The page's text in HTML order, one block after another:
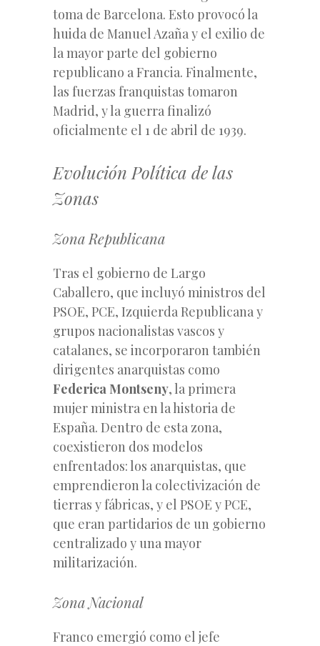
toma de Barcelona. Esto provocó la
huida de Manuel Azaña y el exilio de
la mayor parte del gobierno
republicano a Francia. Finalmente,
las fuerzas franquistas tomaron
Madrid, y la guerra finalizó
oficialmente el 1 de abril de 1939.
Evolución Política de las
Zonas
Zona Republicana
Tras el gobierno de Largo
Caballero, que incluyó ministros del
PSOE, PCE, Izquierda Republicana y
grupos nacionalistas vascos y
catalanes, se incorporaron también
dirigentes anarquistas como
Federica Montseny, la primera
mujer ministra en la historia de
España. Dentro de esta zona,
coexistieron dos modelos
enfrentados: los anarquistas, que
emprendieron la colectivización de
tierras y fábricas, y el PSOE y PCE,
que eran partidarios de un gobierno
centralizado y una mayor
militarización.
Zona Nacional
Franco emergió como el jefe